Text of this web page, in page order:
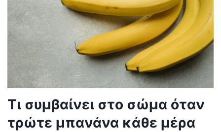
Τι συμβαίνει στο σώμα όταν
τρώτε μπανάνα κάθε μέρα